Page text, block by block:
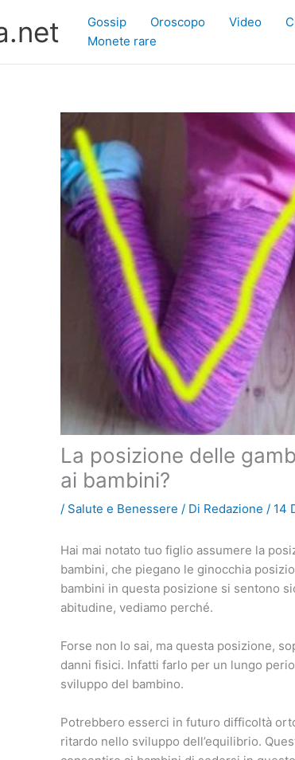
Gossip Oroscopo Video
Monete rare
La posizione delle
ai bambini?
/ Salute e Benessere / Di Redazione / 14
Hai mai notato tuo figlio assumere la
bambini, che piegano le ginocchia
bambini in questa posizione si sentono
abitudine, vediamo perché.
Forse non lo sai, ma questa posizione,
danni fisici. Infatti farlo per un lungo
sviluppo del bambino.
Potrebbero esserci in futuro difficoltà
ritardo nello sviluppo dell’equilibrio.